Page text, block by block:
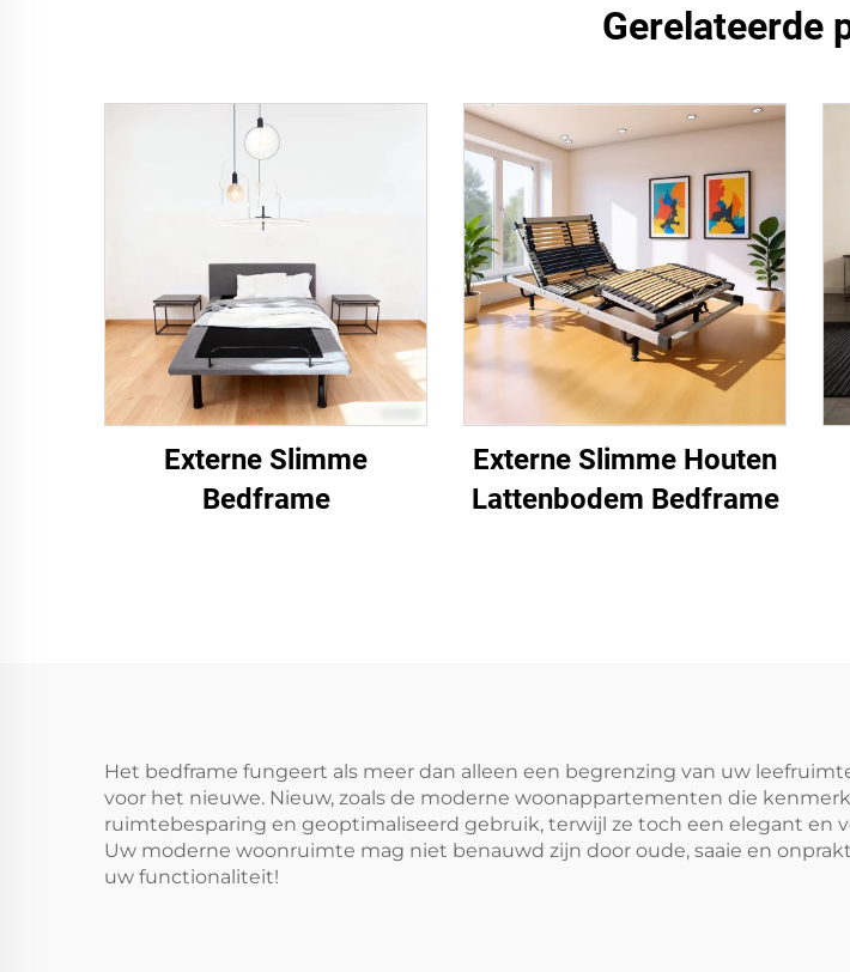
Gerelateerde
Externe Slimme
Bedframe
Externe Slimme Houten
Lattenbodem Bedframe
Het bedframe fungeert als meer dan alleen een begrenzing van uw
voor het nieuwe. Nieuw, zoals de moderne woonappartementen die
ruimtebesparing en geoptimaliseerd gebruik, terwijl ze toch een elegant en
Uw moderne woonruimte mag niet benauwd zijn door oude, saaie en
uw functionaliteit!